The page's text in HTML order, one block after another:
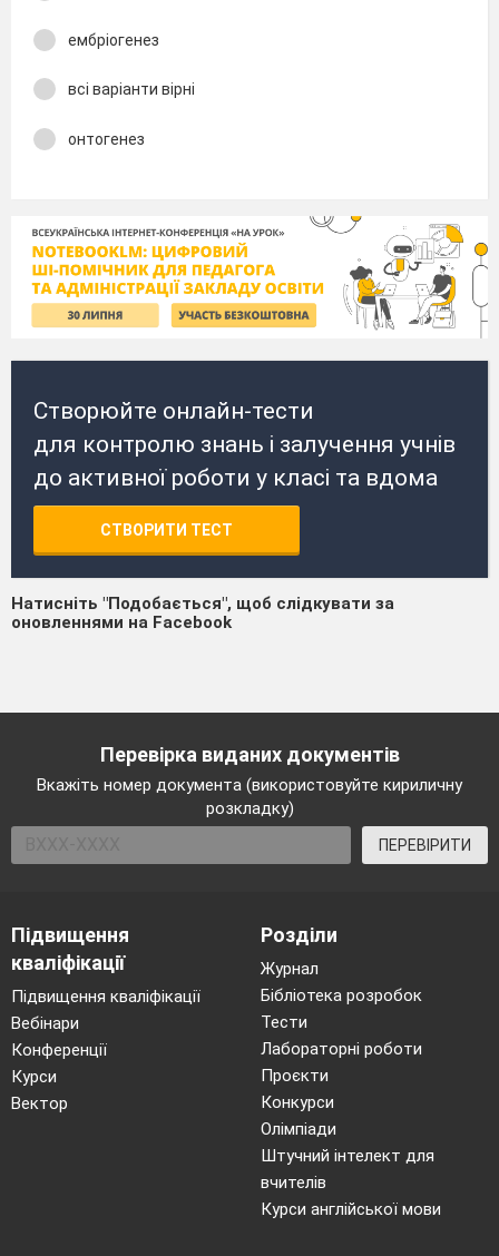
ембріогенез
всі варіанти вірні
онтогенез
Створюйте онлайн-тести
для контролю знань і залучення учнів
до активної роботи у класі та вдома
СТВОРИТИ ТЕСТ
Натисніть "Подобається", щоб слідкувати за
оновленнями на Facebook
Перевірка виданих документів
Вкажіть номер документа (використовуйте кириличну
розкладку)
ПЕРЕВІРИТИ
Підвищення
кваліфікації
Підвищення кваліфікації
Вебінари
Конференції
Курси
Вектор
Розділи
Журнал
Бібліотека розробок
Тести
Лабораторні роботи
Проєкти
Конкурси
Олімпіади
Штучний інтелект для
вчителів
Курси англійської мови